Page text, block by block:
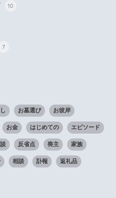
10
7
お墓選び お彼岸
お金 はじめての エピソード
反省点 喪主 家族
相談 訃報 返礼品